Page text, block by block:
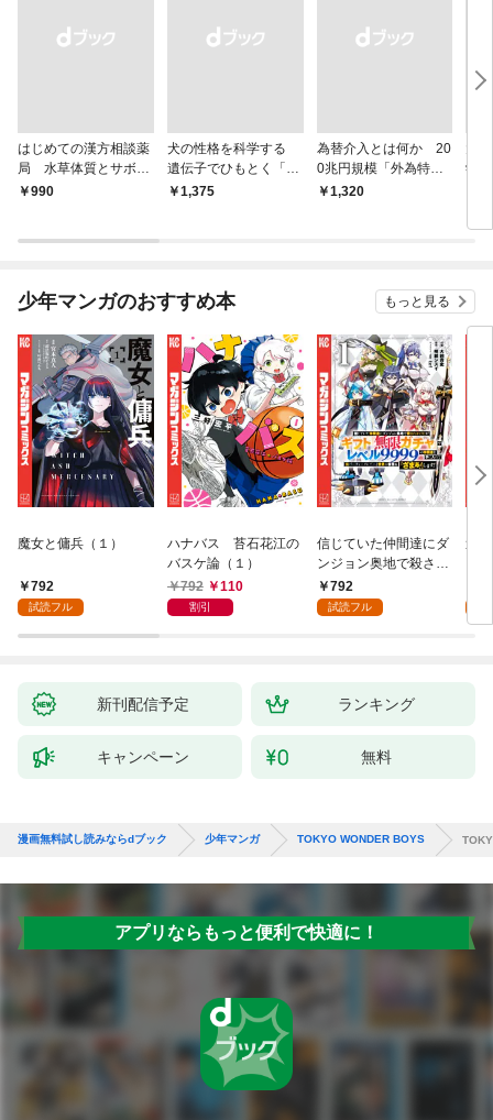
はじめての漢方相談薬
局 水草体質とサボテ
ン体質
￥990
犬の性格を科学する
遺伝子でひもとく「最
良の友」の進化
￥1,375
為替介入とは何か 20
0兆円規模「外為特
会」が生まれた謎
￥1,320
学
少年マンガのおすすめ本 もっと見る
魔女と傭兵（１）
792
試読フル
ハナバス 苔石花江の
バスケ論（１）
792
110
割引
信じていた仲間達にダ
ンジョン奥地で殺され
かけたがギフト『無限
ガチャ』でレベル９９
（１）
792
試読フル
追
強
～
新刊配信予定 ランキング
キャンペーン 無料
漫画無料試し読みならdブック 少年マンガ TOKYO WONDER BOYS
アプリならもっと便利で快適に！